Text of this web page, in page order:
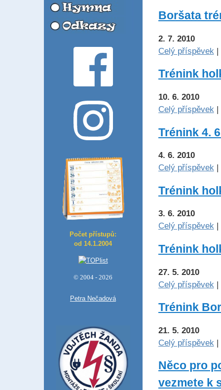
Počet přístupů:
od 14.1.2004
© 2004 - 2026
Petra Nečadová
Boršata
2. 7. 2010
Celý příspěvek |
Trénink
10. 6. 2010
Celý příspěvek |
Trénink 4.
4. 6. 2010
Celý příspěvek |
Trénink
3. 6. 2010
Celý příspěvek |
Trénink
27. 5. 2010
Celý příspěvek |
Trénink
21. 5. 2010
Celý příspěvek |
Něco pro
vezmete k